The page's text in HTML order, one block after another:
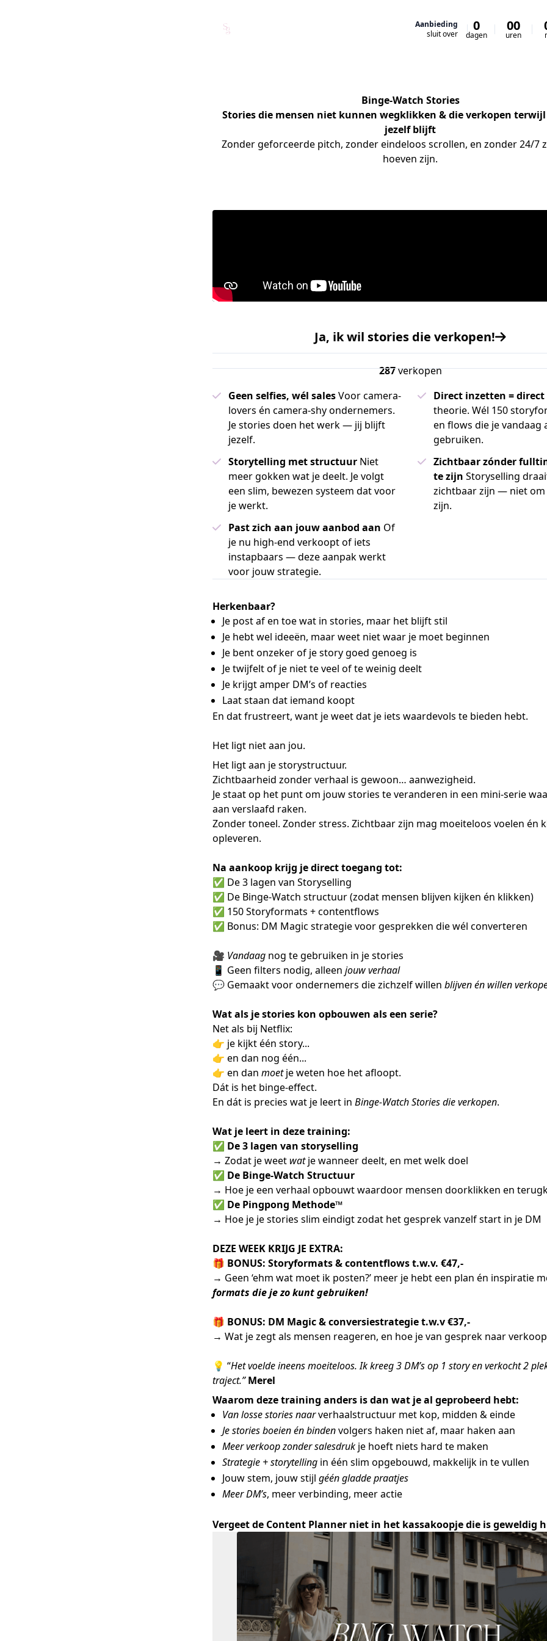
Aanbieding
sluit over
0
dagen
00
uren
Binge-Watch Stories
Stories die mensen niet kunnen wegklikken & die verkopen
jezelf blijft
Zonder geforceerde pitch, zonder eindeloos scrollen, en zonder 24/7
hoeven zijn.
Ja, ik wil stories die verkopen!
287verkopen
Geen selfies, wél salesVoor camera-
lovers én camera-shy ondernemers.
Je stories doen het werk — jij blijft
jezelf.
Direct inzetten =
theorie. Wél 150
en flows die je vandaag
gebruiken.
Storytelling met structuur Niet
meer gokken wat je deelt. Je volgt
een slim, bewezen systeem dat voor
je werkt.
Zichtbaar zónder
te zijn Storyselling
zichtbaar zijn — niet
zijn.
Past zich aan jouw aanbod aan Of
je nu high-end verkoopt of iets
instapbaars — deze aanpak werkt
voor jouw strategie.
Herkenbaar?
Je post af en toe wat in stories, maar het blijft stil
Je hebt wel ideeën, maar weet niet waar je moet beginnen
Je bent onzeker of je story goed genoeg is
Je twijfelt of je niet te veel of te weinig deelt
Je krijgt amper DM’s of reacties
Laat staan dat iemand koopt
En dat frustreert, want je weet dat je iets waardevols te bieden hebt.
Het ligt niet aan jou.
Het ligt aan je storystructuur.
Zichtbaarheid zonder verhaal is gewoon… aanwezigheid.
Je staat op het punt om jouw stories te veranderen in een mini-serie
aan verslaafd raken.
Zonder toneel. Zonder stress. Zichtbaar zijn mag moeiteloos voelen én
opleveren.
Na aankoop krijg je direct toegang tot:
✅ De 3 lagen van Storyselling
✅ De Binge-Watch structuur (zodat mensen blijven kijken én klikken)
✅ 150 Storyformats + contentflows
✅ Bonus: DM Magic strategie voor gesprekken die wél converteren
🎥 Vandaag nog te gebruiken in je stories
📱 Geen filters nodig, alleen jouw verhaal
💬 Gemaakt voor ondernemers die zichzelf willen blijven én willen
Wat als je stories kon opbouwen als een serie?
Net als bij Netflix:
👉 je kijkt één story...
👉 en dan nog één...
👉 en dan moetje weten hoe het afloopt.
Dát is het binge-effect.
En dát is precies wat je leert in Binge-Watch Stories die verkopen.
Wat je leert in deze training:
✅ De 3 lagen van storyselling
→ Zodat je weet watje wanneer deelt, en met welk doel
✅ De Binge-Watch Structuur
→ Hoe je een verhaal opbouwt waardoor mensen doorklikken en
✅ De Pingpong Methode™
→ Hoe je je stories slim eindigt zodat het gesprek vanzelf start in je DM
DEZE WEEK KRIJG JE EXTRA:
🎁 BONUS: Storyformats & contentflows t.w.v. €47,-
→ Geen ‘ehm wat moet ik posten?’ meer je hebt een plan én inspiratie
formats die je zo kunt gebruiken!
🎁 BONUS: DM Magic & conversiestrategie t.w.v €37,-
→ Wat je zegt als mensen reageren, en hoe je van gesprek naar
💡 “Het voelde ineens moeiteloos. Ik kreeg 3 DM’s op 1 story en verkocht 2
traject.”Merel
Waarom deze training anders is dan wat je al geprobeerd hebt:
Van losse stories naarverhaalstructuur met kop, midden & einde
Je stories boeien én bindenvolgers haken niet af, maar haken aan
Meer verkoop zonder salesdruk je hoeft niets hard te maken
Strategie + storytelling in één slim opgebouwd, makkelijk in te vullen
Jouw stem, jouw stijl géén gladde praatjes
Meer DM’s, meer verbinding, meer actie
Vergeet de Content Planner niet in het kassakoopje die is geweldig